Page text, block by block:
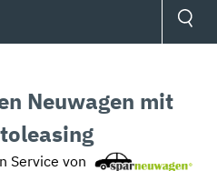
Neuwagen mit
Service von